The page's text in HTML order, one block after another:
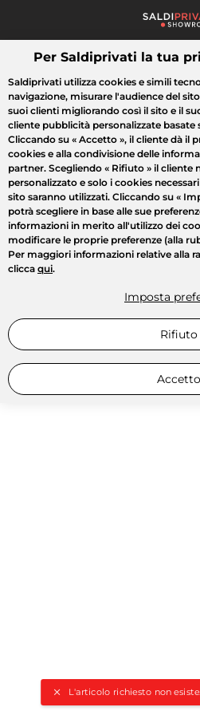
Cosa cerchi?
L'articolo richiesto non esiste.
Tutte le vendite Moda Casa
Per Saldiprivati la tua
Saldiprivati utilizza cookies e simili
navigazione, misurare l'audience del
suoi clienti migliorando così il sito e il
cliente pubblicità personalizzate
Cliccando su « Accetto », il cliente dà il
cookies e alla condivisione delle
partner. Scegliendo « Rifiuto » il cliente
personalizzato e solo i cookies
sito saranno utilizzati. Cliccando su «
potrà scegliere in base alle sue
informazioni in merito all'utilizzo dei
modificare le proprie preferenze (alla
Per maggiori informazioni relative alla
clicca qui.
Imposta
Rifiuto
Accetto